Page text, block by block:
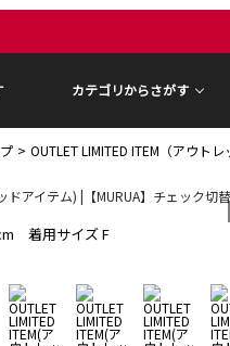
カテゴリからさがす
OUTLET LIMITED ITEM（アウト
着用サイズ F